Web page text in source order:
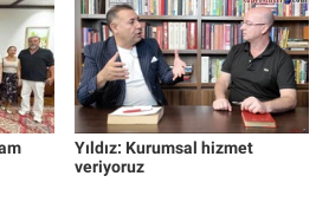
Yıldız: Kurumsal hizmet
veriyoruz